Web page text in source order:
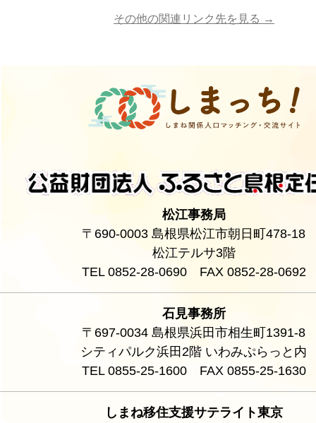
その他の関連リンク先を見る →
松江事務局
〒690-0003 島根県松江市朝日町478-18
松江テルサ3階
TEL 0852-28-0690 FAX 0852-28-0692
石見事務所
〒697-0034 島根県浜田市相生町1391-8
シティパルク浜田2階 いわみぷらっと内
TEL 0855-25-1600 FAX 0855-25-1630
しまね移住支援サテライト東京